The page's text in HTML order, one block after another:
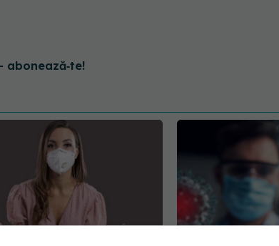
abonează‑te!